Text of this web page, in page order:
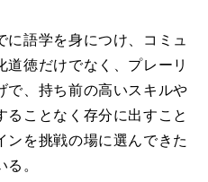
語学を身につけ、コミュ
徳だけでなく、プレーリ
で、持ち前の高いスキルや
ことなく存分に出すこと
ンを挑戦の場に選んできた
。